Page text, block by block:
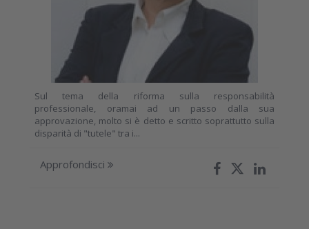
Sul tema della riforma sulla responsabilità
professionale, oramai ad un passo dalla sua
approvazione, molto si è detto e scritto soprattutto sulla
disparità di "tutele" tra i...
Approfondisci